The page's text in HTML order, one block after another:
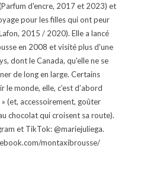
d'encre, 2017 et 2023) et
pour les filles qui ont peur
2015 / 2020). Elle a lancé
en 2008 et visité plus d'une
dont le Canada, qu'elle ne se
de long en large. Certains
monde, elle, c’est d’abord
(et, accessoirement, goûter
chocolat qui croisent sa route).
et TikTok: @mariejuliega.
montaxibrousse/